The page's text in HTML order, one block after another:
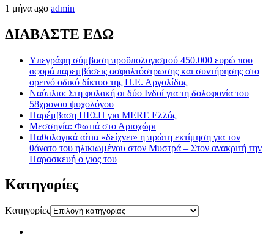
1 μήνα ago admin
ΔΙΑΒΑΣΤΕ ΕΔΩ
Υπεγράφη σύμβαση προϋπολογισμού 450.000 ευρώ που
αφορά παρεμβάσεις ασφαλτόστρωσης και συντήρησης στο
ορεινό οδικό δίκτυο της Π.Ε. Αργολίδας
Ναύπλιο: Στη φυλακή οι δύο Ινδοί για τη δολοφονία του
58χρονου ψυχολόγου
Παρέμβαση ΠΕΣΠ για MERE Ελλάς
Μεσσηνία: Φωτιά στο Αριοχώρι
Παθολογικά αίτια «δείχνει» η πρώτη εκτίμηση για τον
θάνατο του ηλικιωμένου στον Μυστρά – Στον ανακριτή την
Παρασκευή ο γιος του
Kατηγορίες
Kατηγορίες